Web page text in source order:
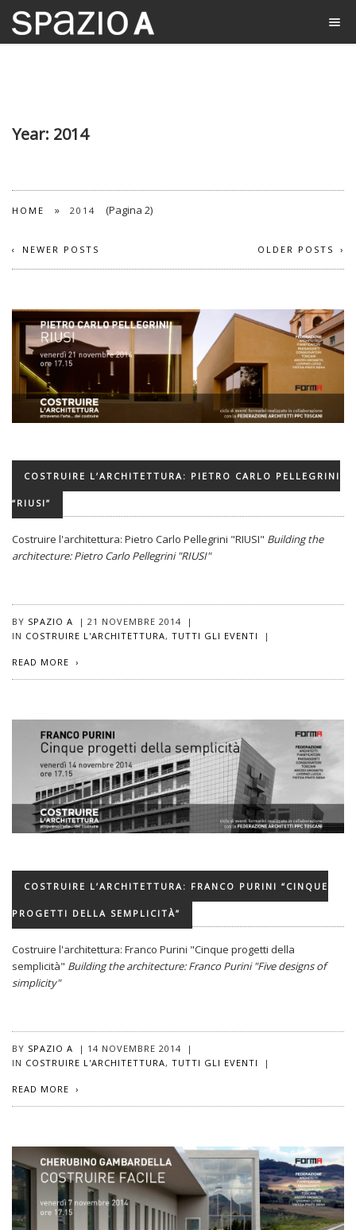
Year: 2014
HOME » 2014 (Pagina 2)
OLDER POSTS
NEWER POSTS
COSTRUIRE L’ARCHITETTURA: PIETRO CARLO PELLEGRINI
“RIUSI”
Costruire l'architettura: Pietro Carlo Pellegrini "RIUSI" Building the
architecture: Pietro Carlo Pellegrini "RIUSI"
BY SPAZIO A | 21 NOVEMBRE 2014
|
IN COSTRUIRE L'ARCHITETTURA, TUTTI GLI EVENTI |
READ MORE
COSTRUIRE L’ARCHITETTURA: FRANCO PURINI “CINQUE
PROGETTI DELLA SEMPLICITÀ”
Costruire l'architettura: Franco Purini "Cinque progetti della
semplicità" Building the architecture: Franco Purini "Five designs of
simplicity"
BY SPAZIO A | 14 NOVEMBRE 2014
|
IN COSTRUIRE L'ARCHITETTURA, TUTTI GLI EVENTI |
READ MORE